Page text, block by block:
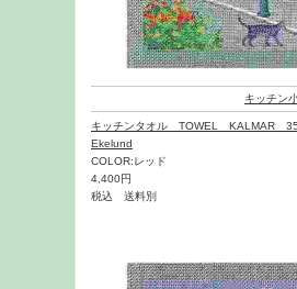
キッチン
キッチンタオル TOWEL KALMAR
Ekelund
COLOR:レッド
4,400円
税込 送料別